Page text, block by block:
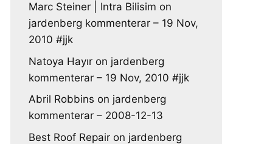
Marc Steiner | Intra Bilisim on
jardenberg kommenterar – 19 Nov,
2010 #jjk
Natoya Hayır on jardenberg
kommenterar – 19 Nov, 2010 #jjk
Abril Robbins on jardenberg
kommenterar – 2008-12-13
Best Roof Repair on jardenberg